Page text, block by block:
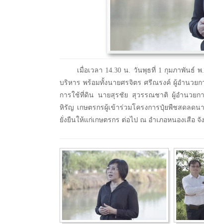
เมื่อเวลา 14.30 น. วันพุธที่ 1 กุมภาพันธ์
บริหาร พร้อมทั้งนายศรจิตร ศรีณรงค์ ผู้อำนว
การใช้ที่ดิน นายสุรชัย สุวรรณชาติ ผู้อำนวยก
หิรัญ เกษตรกรผู้เข้าร่วมโครงการปุ๋ยพืชสดลดน
ยั่งยืนให้แก่เกษตรกร ต่อไป ณ อำเภอหนองเสือ